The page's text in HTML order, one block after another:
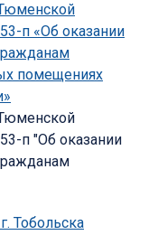
п «Об оказании
помещениях
п "Об оказании
Тобольска